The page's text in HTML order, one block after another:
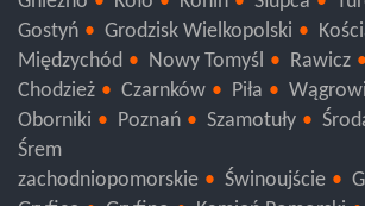
Gniezno
Koło Konin Słupca
Gostyń
Grodzisk Wielkopolski
Międzychód
Nowy Tomyśl Rawicz
Chodzież
Czarnków Piła
Oborniki
Poznań Szamotuły
Śrem
zachodniopomorskie
Świnoujście